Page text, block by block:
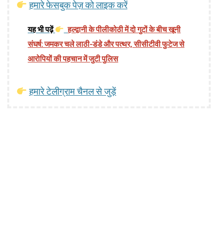
हमारे फेसबुक पेज़ को लाइक करें
यह भी पढ़ें
हल्द्वानी के पीलीकोठी में दो गुटों के बीच खूनी
संघर्ष: जमकर चले लाठी-डंडे और पत्थर, सीसीटीवी फुटेज से
आरोपियों की पहचान में जुटी पुलिस
हमारे टेलीग्राम चैनल से जुड़ें